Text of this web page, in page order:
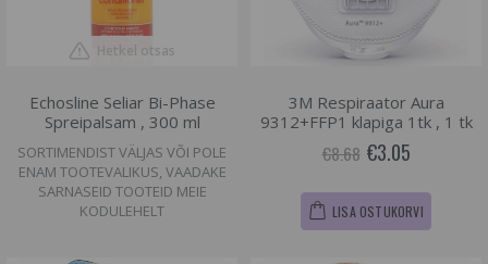
Hetkel otsas
Echosline Seliar Bi-Phase
Spreipalsam , 300 ml
SORTIMENDIST VÄLJAS VÕI POLE
ENAM TOOTEVALIKUS, VAADAKE
SARNASEID TOOTEID MEIE
KODULEHELT
3M Respiraator Aura
9312+FFP1 klapiga 1tk , 1 tk
€8.68 €3.05
LISA OSTUKORVI